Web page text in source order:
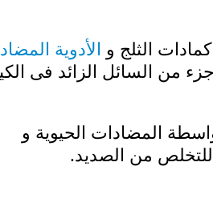
الثلج و الأدوية
من السائل الزائد فى
المضادات الحيوية و
للتخلص من الصديد.